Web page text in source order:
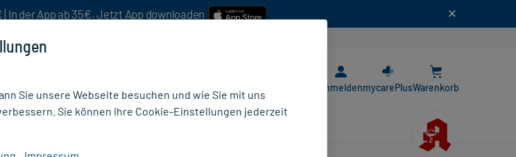
In der App ab 35€. Jetzt App downloaden
AnmeldenmycarePlusWarenkorb
Sie unsere Webseite besuchen und wie Sie mit uns
Sie können Ihre Cookie-Einstellungen jederzeit